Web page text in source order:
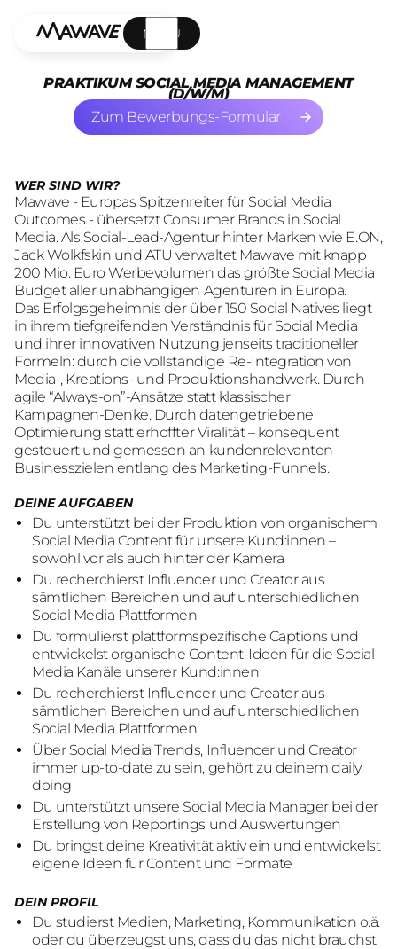
MENÜ
PRAKTIKUM SOCIAL MEDIA MANAGEMENT
(D/W/M)
Zum Bewerbungs-Formular
Zum Bewerbungs-Formular
WER SIND WIR?
Mawave - Europas Spitzenreiter für Social Media
Outcomes - übersetzt Consumer Brands in Social
Media. Als Social-Lead-Agentur hinter Marken wie E.ON,
Jack Wolkfskin und ATU verwaltet Mawave mit knapp
200 Mio. Euro Werbevolumen das größte Social Media
Budget aller unabhängigen Agenturen in Europa.
Das Erfolgsgeheimnis der über 150 Social Natives liegt
in ihrem tiefgreifenden Verständnis für Social Media
und ihrer innovativen Nutzung jenseits traditioneller
Formeln: durch die vollständige Re-Integration von
Media-, Kreations- und Produktionshandwerk. Durch
agile “Always-on”-Ansätze statt klassischer
Kampagnen-Denke. Durch datengetriebene
Optimierung statt erhoffter Viralität – konsequent
gesteuert und gemessen an kundenrelevanten
Businesszielen entlang des Marketing-Funnels.
DEINE AUFGABEN
Du unterstützt bei der Produktion von organischem
Social Media Content für unsere Kund:innen –
sowohl vor als auch hinter der Kamera
Du recherchierst Influencer und Creator aus
sämtlichen Bereichen und auf unterschiedlichen
Social Media Plattformen
Du formulierst plattformspezifische Captions und
entwickelst organische Content-Ideen für die Social
Media Kanäle unserer Kund:innen
Du recherchierst Influencer und Creator aus
sämtlichen Bereichen und auf unterschiedlichen
Social Media Plattformen
Über Social Media Trends, Influencer und Creator
immer up-to-date zu sein, gehört zu deinem daily
doing
Du unterstützt unsere Social Media Manager bei der
Erstellung von Reportings und Auswertungen
Du bringst deine Kreativität aktiv ein und entwickelst
eigene Ideen für Content und Formate
DEIN PROFIL
Du studierst Medien, Marketing, Kommunikation o.ä.
oder du überzeugst uns, dass du das nicht brauchst